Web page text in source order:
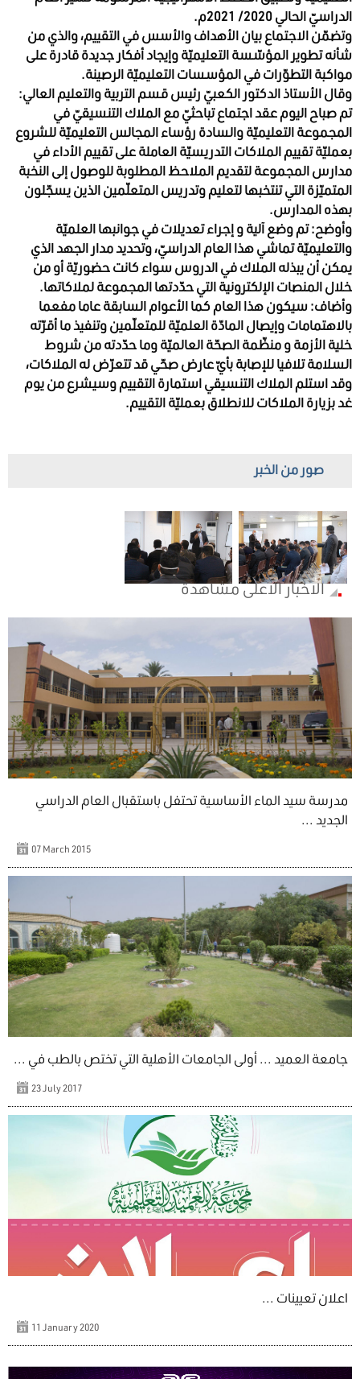
الدراسيّ الحالي 2020/ 2021م.
وتضمّن الاجتماع بيان الأهداف والأسس في التقييم، والذي من
شأنه تطوير المؤسّسة التعليميّة وإيجاد أفكار جديدة قادرة على
مواكبة التطوّرات في المؤسسات التعليميّة الرصينة.
وقال الأستاذ الدكتور الكعبيّ رئيس قسم التربية والتعليم العالي:
تم صباح اليوم عقد اجتماع تباحثيّ مع الملاك التنسيقيّ في
المجموعة التعليميّة والسادة رؤساء المجالس التعليميّة للشروع
بعمليّة تقييم الملاكات التدريسيّة العاملة على تقييم الأداء في
مدارس المجموعة لتقديم الملاحظ المطلوبة للوصول إلى النخبة
المتميّزة التي تنتخبها لتعليم وتدريس المتعلّمين الذين يسجّلون
بهذه المدارس.
وأوضح: تم وضع آلية و إجراء تعديلات في جوانبها العلميّة
والتعليميّة تماشي هذا العام الدراسيّ، وتحديد مدار الجهد الذي
يمكن أن يبذله الملاك في الدروس سواء كانت حضوريّة أو من
خلال المنصات الإلكترونية التي حدّدتها المجموعة لملاكاتها.
وأضاف: سيكون هذا العام كما الأعوام السابقة عاما مفعما
بالاهتمامات وإيصال المادّة العلميّة للمتعلّمين وتنفيذ ما أقرّته
خلية الأزمة و منظّمة الصحّة العالميّة وما حدّدته من شروط
السلامة تلافيا للإصابة بأيّ عارض صحّي قد تتعرّض له الملاكات،
وقد استلم الملاك التنسيقي استمارة التقييم وسيشرع من يوم
غد بزيارة الملاكات للانطلاق بعمليّة التقييم.
صور من الخبر
الاخبار الاعلى مشاهدة
مدرسة سيد الماء الأساسية تحتفل باستقبال العام الدراسي
الجديد ...
07 March 2015
جامعة العميد ... أولى الجامعات الأهلية التي تختص بالطب في ...
23 July 2017
اعلان تعيينات ...
11 January 2020